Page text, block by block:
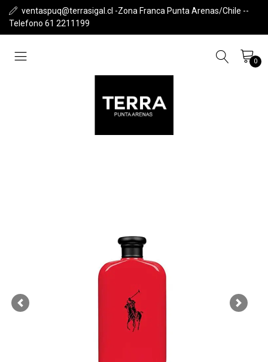
ventaspuq@terrasigal.cl -Zona Franca Punta Arenas/Chile --
Telefono 61 2211199
0
Previous Next